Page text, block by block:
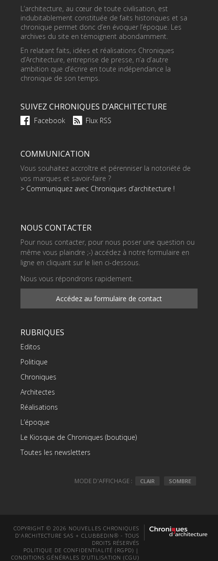
L’architecture, au cœur de toute civilisation, est
indubitablement constituée de faits historiques et sa
chronique permet donc d’en évoquer l’époque. Les
archives du site en témoignent abondamment.
En relatant faits, idées et réalisations Chroniques
d’Architecture, entreprise de presse, n’a d’autre
ambition que d’écrire en toute indépendance la
chronique de son temps.
SUIVEZ CHRONIQUES D’ARCHITECTURE
Facebook Flux RSS
COMMUNICATION
Vous souhaitez accroître et pérenniser la notoriété de
vos marques et savoir-faire ?
> Communiquez avec Chroniques d’architecture !
NOUS CONTACTER
Pour nous contacter, pour nous poser une question ou
même vous plaindre ;-) accédez à notre formulaire en
ligne en cliquant sur le lien ci-dessous.
Nous vous répondrons rapidement.
Accédez au formulaire de contact
RUBRIQUES
Editos
Politique
Chroniques
Architectes
Réalisations
L’époque
Le Kiosque de Chroniques (boutique)
Toutes les newsletters
MODE D'AFFICHAGE : CLAIR SOMBRE
COPYRIGHT © 2026 NOUVELLES CHRONIQUES
D'ARCHITECTURE SAS + CLUBBEDIN® - TOUS
DROITS RÉSERVÉS
POLITIQUE DE CONFIDENTIALITÉ (RGPD) |
CONDITIONS GÉNÉRALES D’UTILISATION (CGU)